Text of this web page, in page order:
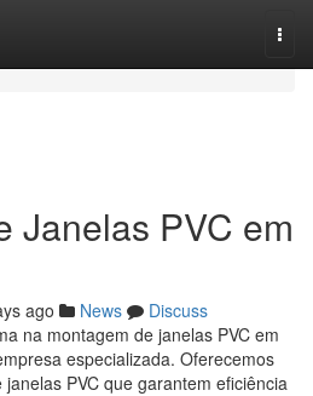
Janelas PVC em
ago News
Discuss
na montagem de janelas PVC em
especializada. Oferecemos
PVC que garantem eficiência